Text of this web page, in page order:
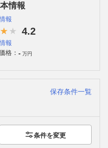
情報
報
4.2
報
格： - 万円
保存条件一覧
条件を変更